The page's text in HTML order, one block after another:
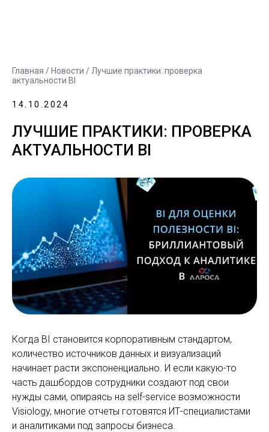
Главная / Новости / Лучшие практики: проверка
актуальности BI
14.10.2024
ЛУЧШИЕ ПРАКТИКИ: ПРОВЕРКА
АКТУАЛЬНОСТИ BI
Когда BI становится корпоративным стандартом,
количество источников данных и визуализаций
начинает расти экспоненциально. И если какую-то
часть дашбордов сотрудники создают под свои
нужды сами, опираясь на self-service возможности
Visiology, многие отчеты готовятся ИТ-специалистами
и аналитиками под запросы бизнеса.